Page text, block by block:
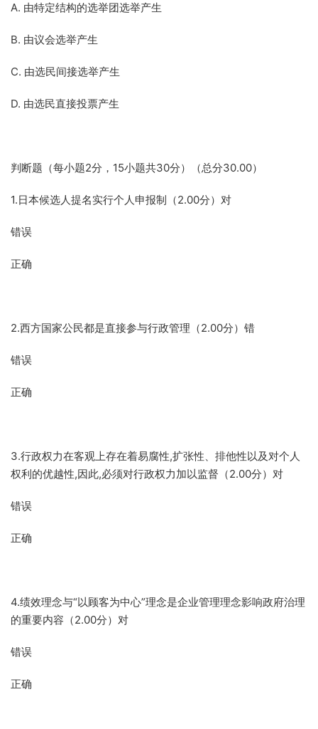
A. 由特定结构的选举团选举产生
B. 由议会选举产生
C. 由选民间接选举产生
D. 由选民直接投票产生
判断题（每小题2分，15小题共30分）（总分30.00）
1.日本候选人提名实行个人申报制（2.00分）对
错误
正确
2.西方国家公民都是直接参与行政管理（2.00分）错
错误
正确
3.行政权力在客观上存在着易腐性,扩张性、排他性以及对个人
权利的优越性,因此,必须对行政权力加以监督（2.00分）对
错误
正确
4.绩效理念与“以顾客为中心”理念是企业管理理念影响政府治理
的重要内容（2.00分）对
错误
正确